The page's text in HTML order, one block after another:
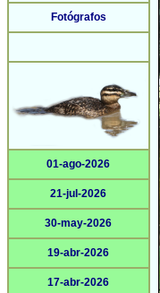
Fotógrafos
01-ago-2026
21-jul-2026
30-may-2026
19-abr-2026
17-abr-2026